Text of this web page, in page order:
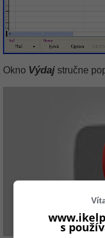
Okno Výdaj stručne
s